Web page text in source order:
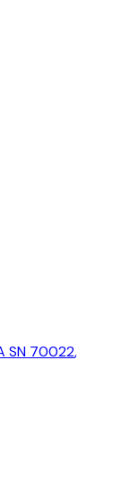
SN 70022,